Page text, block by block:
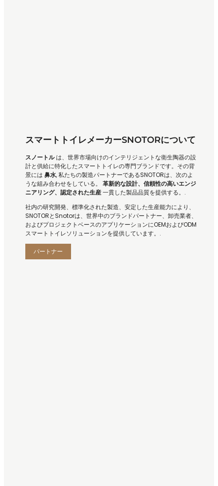
スマートトイレメーカーSNOTORについて
スノートルは、世界市場向けのインテリジェントな衛生陶器の設
計と供給に特化したスマートトイレの専門ブランドです。その背
景には 鼻水, 私たちの製造パートナーであるSNOTORは、次のよ
うな組み合わせをしている。 革新的な設計、信頼性の高いエンジ
ニアリング、認定された生産一貫した製品品質を提供する。.
社内の研究開発、標準化された製造、安定した生産能力により、
SNOTORとSnotorは、世界中のブランドパートナー、卸売業者、
およびプロジェクトベースのアプリケーションにOEMおよびODM
スマートトイレソリューションを提供しています。.
パートナー